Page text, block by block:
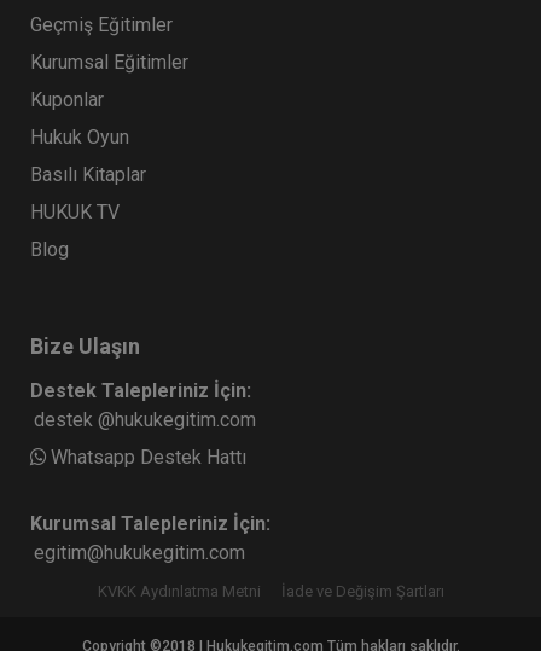
Tüketici Hukuku Enstitüsü
Oturum
360 TL
Tüketici Hukuku Enstitüsü
Geçmiş Eğitimler
Kurumsal Eğitimler
Kuponlar
Hukuk Oyun
Basılı Kitaplar
HUKUK TV
Blog
Bize Ulaşın
Destek Talepleriniz İçin:
destek @hukukegitim.com
Whatsapp Destek Hattı
Kurumsal Talepleriniz İçin:
egitim@hukukegitim.com
KVKK Aydınlatma Metni İade ve Değişim Şartları
Copyright ©2018 | Hukukegitim.com Tüm hakları saklıdır.